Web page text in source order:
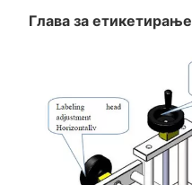
Глава за етикетирање